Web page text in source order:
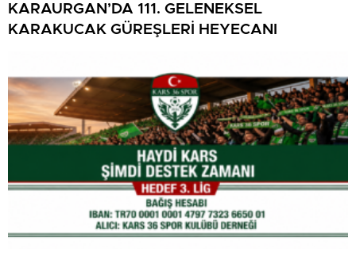
KARAURGAN’DA 111. GELENEKSEL
KARAKUCAK GÜREŞLERİ HEYECANI